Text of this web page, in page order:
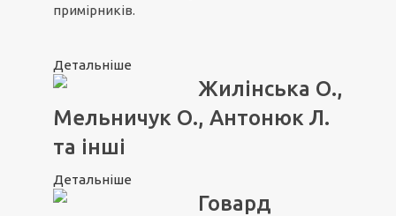
примірників.
Детальніше
Жилінська О.,
Мельничук О., Антонюк Л.
та інші
Детальніше
Говард